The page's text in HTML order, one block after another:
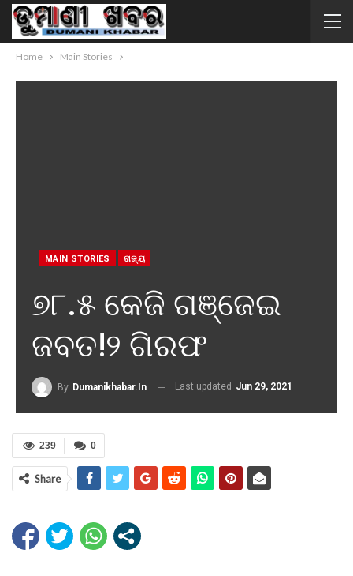
Home Main Stories
MAIN STORIES ରାଜ୍ୟ
୭୮.୫ କେଜି ଗଞ୍ଜେଇ
ଜବତ!୨ ଗିରଫ
By Dumanikhabar.in Last updated Jun 29, 2021
0
239
Share